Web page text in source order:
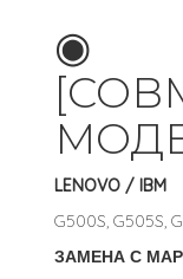
◉
LENOVO / IBM
G500S, G505S,
ЗАМЕНА С